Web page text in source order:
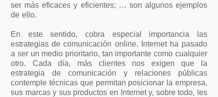
ser más eficaces y eficientes; … son algunos ejemplos
de ello.
En este sentido, cobra especial importancia las
estrategias de comunicación online. Internet ha pasado
a ser un medio prioritario, tan importante como cualquier
otro. Cada día, más clientes nos exigen que la
estrategia de comunicación y relaciones públicas
contemple técnicas que permitan posicionar la empresa,
sus marcas y sus productos en Internet y, sobre todo, les